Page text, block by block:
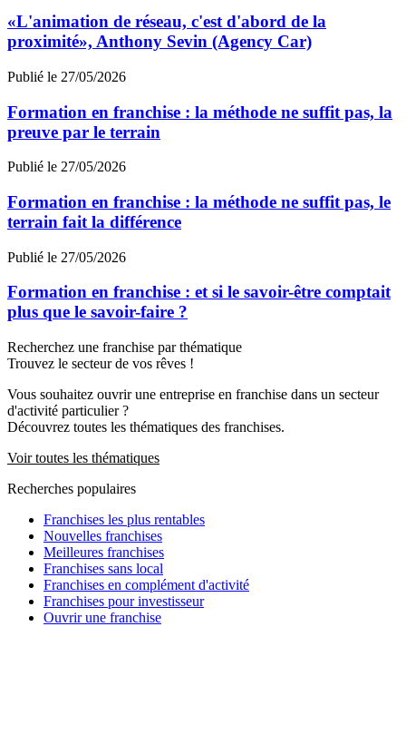
«L'animation de réseau, c'est d'abord de la
proximité», Anthony Sevin (Agency Car)
Publié le 27/05/2026
Formation en franchise : la méthode ne suffit pas, la
preuve par le terrain
Publié le 27/05/2026
Formation en franchise : la méthode ne suffit pas, le
terrain fait la différence
Publié le 27/05/2026
Formation en franchise : et si le savoir-être comptait
plus que le savoir-faire ?
Recherchez une franchise par thématique
Trouvez le secteur de vos rêves !
Vous souhaitez ouvrir une entreprise en franchise dans un secteur
d'activité particulier ?
Découvrez toutes les thématiques des franchises.
Voir toutes les thématiques
Recherches populaires
Franchises les plus rentables
Nouvelles franchises
Meilleures franchises
Franchises sans local
Franchises en complément d'activité
Franchises pour investisseur
Ouvrir une franchise